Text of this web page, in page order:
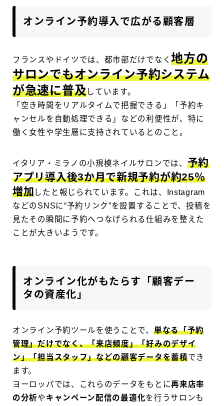
オンライン予約導入で広がる顧客層
フランスやドイツでは、都市部だけでなく地方の
サロンでもオンライン予約システム
が急速に普及しています。
「空き時間をリアルタイムで把握できる」「予約キ
ャンセルを自動処理できる」などの利便性が、特に
働く女性や学生層に支持されているとのこと。
イタリア・ミラノの小規模ネイルサロンでは、 予約
アプリ導入後3か月で新規予約が約25％
増加したと報じられています。これは、Instagram
などのSNSに“予約リンク”を設置することで、投稿を
見たその瞬間に予約へつなげられる仕組みを整えた
ことが大きいようです。
オンライン化がもたらす「顧客デー
タの資産化」
オンライン予約ツールを使うことで、 単なる「予約
管理」だけでなく、「来店頻度」「好みのデザイ
ン」「担当スタッフ」などの顧客データを蓄積でき
ます。
ヨーロッパでは、これらのデータをもとに再来店率
の分析や キャンペーン配信の最適化を行うサロンも